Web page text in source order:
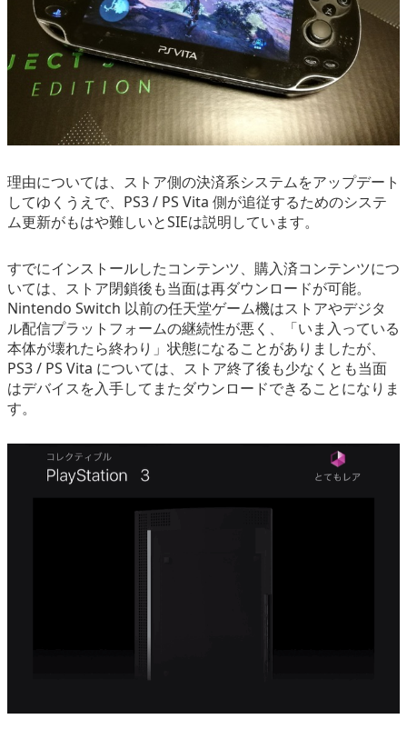
理由については、ストア側の決済系システムをアップデート
してゆくうえで、PS3 / PS Vita 側が追従するためのシステ
ム更新がもはや難しいとSIEは説明しています。
すでにインストールしたコンテンツ、購入済コンテンツにつ
いては、ストア閉鎖後も当面は再ダウンロードが可能。
Nintendo Switch 以前の任天堂ゲーム機はストアやデジタ
ル配信プラットフォームの継続性が悪く、「いま入っている
本体が壊れたら終わり」状態になることがありましたが、
PS3 / PS Vita については、ストア終了後も少なくとも当面
はデバイスを入手してまたダウンロードできることになりま
す。